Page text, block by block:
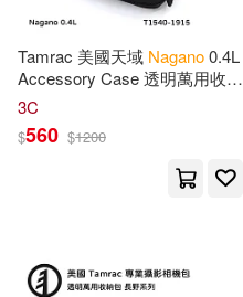
Tamrac 美國天域 Nagano0.4L
Accessory Case 透明萬用收納
包(公司貨) T1540-1915
3C
$560 $1200